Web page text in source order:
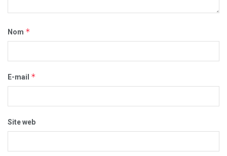
Nom *
E-mail *
Site web